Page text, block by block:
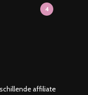
4
affiliate